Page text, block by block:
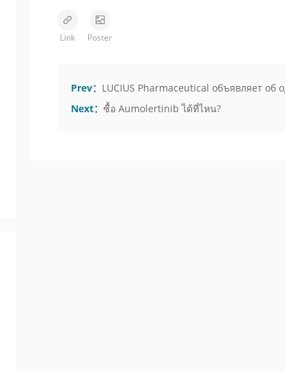
Link Poster
Prev： LUCIUS Pharmaceutical объявляет об
Next： ซื้อ Aumolertinib ได้ที่ไหน?